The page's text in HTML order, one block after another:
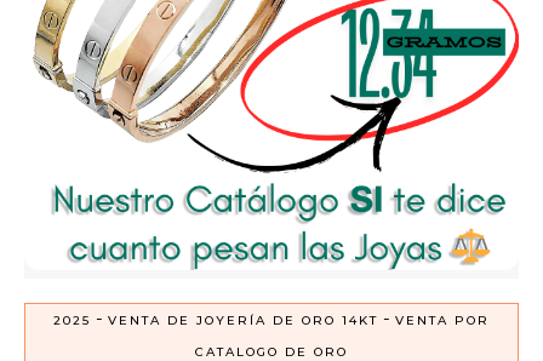
2025 - VENTA DE JOYERÍA DE ORO 14KT - VENTA POR
CATALOGO DE ORO